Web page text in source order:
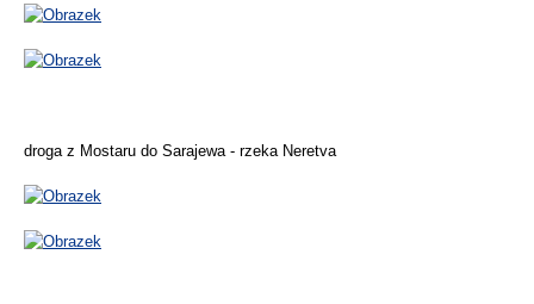
droga z Mostaru do Sarajewa - rzeka Neretva